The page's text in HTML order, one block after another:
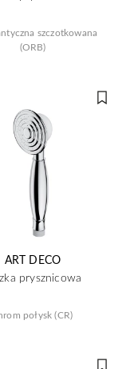
szczotkowana
(ORB)
ART DECO
prysznicowa
połysk (CR)